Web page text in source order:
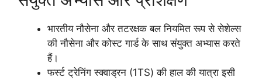
भारतीय नौसेना और तटरक्षक बल नियमित रूप से सेशेल्स
की नौसेना और कोस्ट गार्ड के साथ संयुक्त अभ्यास करते
हैं।
फर्स्ट ट्रेनिंग स्क्वाड्रन (1TS) की हाल की यात्रा इसी